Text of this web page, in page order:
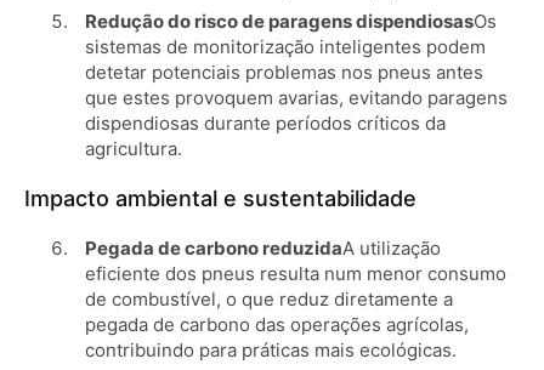
Redução do risco de paragens dispendiosasOs
sistemas de monitorização inteligentes podem
detetar potenciais problemas nos pneus antes
que estes provoquem avarias, evitando paragens
dispendiosas durante períodos críticos da
agricultura.
Impacto ambiental e sustentabilidade
Pegada de carbono reduzidaA utilização
eficiente dos pneus resulta num menor consumo
de combustível, o que reduz diretamente a
pegada de carbono das operações agrícolas,
contribuindo para práticas mais ecológicas.